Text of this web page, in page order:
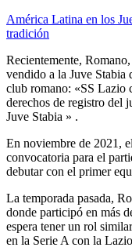
América Latina en los
tradición
Recientemente,
vendido a la Juve Stabia
club romano: «SS Lazio
derechos de registro del
Juve Stabia » .
En noviembre de 2021,
convocatoria para el
debutar con el primer
La temporada pasada,
donde participó en más
espera tener un rol
en la Serie A con la